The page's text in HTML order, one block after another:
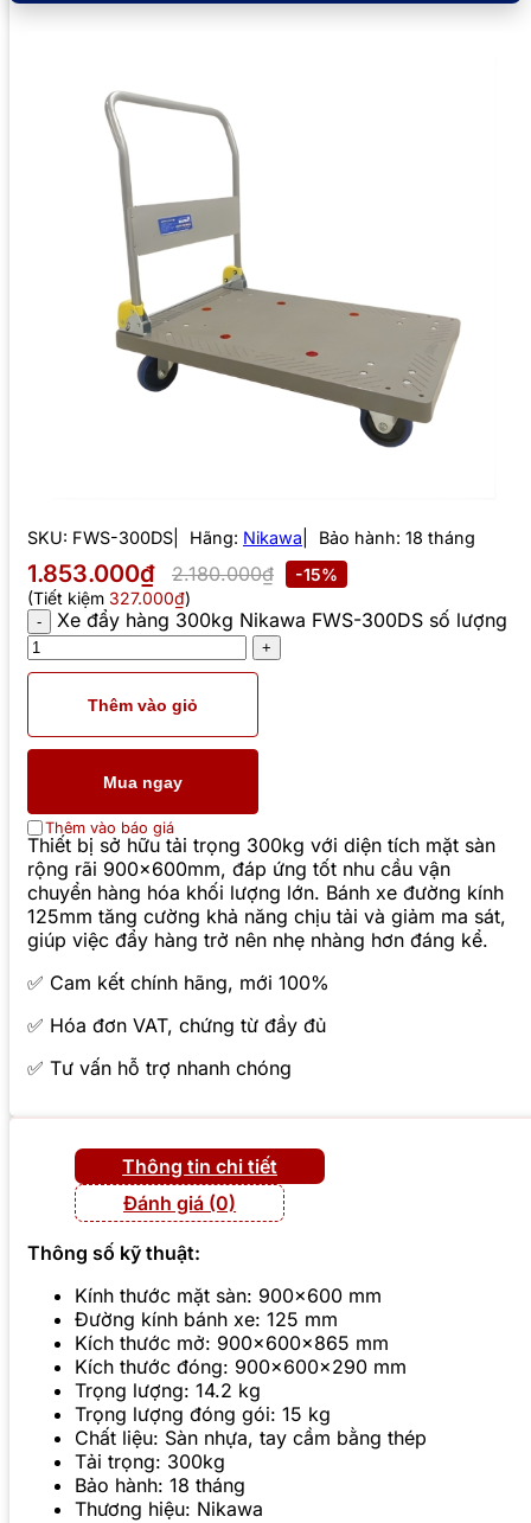
SKU: FWS-300DS Hãng: Nikawa Bảo hành: 18 tháng
1.853.000₫ 2.180.000₫
-15%
(Tiết kiệm 327.000₫)
Xe đẩy hàng 300kg Nikawa FWS-300DS số lượng
Thêm vào giỏ
Mua ngay
Thêm vào báo giá
Thiết bị sở hữu tải trọng 300kg với diện tích mặt sàn
rộng rãi 900x600mm, đáp ứng tốt nhu cầu vận
chuyển hàng hóa khối lượng lớn. Bánh xe đường kính
125mm tăng cường khả năng chịu tải và giảm ma sát,
giúp việc đẩy hàng trở nên nhẹ nhàng hơn đáng kể.
✅ Cam kết chính hãng, mới 100%
✅ Hóa đơn VAT, chứng từ đầy đủ
✅ Tư vấn hỗ trợ nhanh chóng
Thông tin chi tiết
Đánh giá (0)
Thông số kỹ thuật:
Kính thước mặt sàn: 900×600 mm
Đường kính bánh xe: 125 mm
Kích thước mở: 900x600x865 mm
Kích thước đóng: 900x600x290 mm
Trọng lượng: 14.2 kg
Trọng lượng đóng gói: 15 kg
Chất liệu: Sàn nhựa, tay cầm bằng thép
Tải trọng: 300kg
Bảo hành: 18 tháng
Thương hiệu: Nikawa